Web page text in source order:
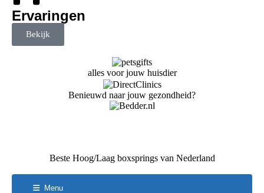
Ervaringen
Bekijk
alles voor jouw huisdier
Benieuwd naar jouw gezondheid?
Beste Hoog/Laag boxsprings van Nederland
Menu